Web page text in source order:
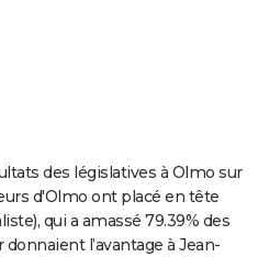
des législatives à Olmo sur
d'Olmo ont placé en tête
qui a amassé 79.39% des
l’avantage à Jean-